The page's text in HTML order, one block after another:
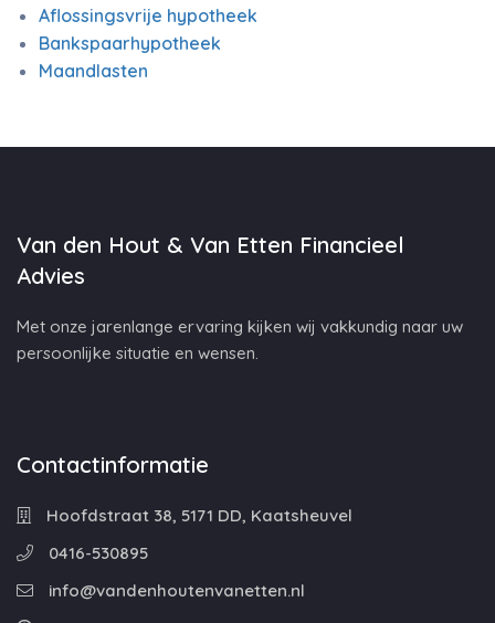
Aflossingsvrije hypotheek
Bankspaarhypotheek
Maandlasten
Van den Hout & Van Etten Financieel
Advies
Met onze jarenlange ervaring kijken wij vakkundig naar uw
persoonlijke situatie en wensen.
Contactinformatie
Hoofdstraat 38, 5171 DD, Kaatsheuvel
0416-530895
info@vandenhoutenvanetten.nl